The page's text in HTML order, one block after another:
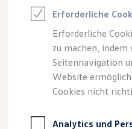
Leasing
Leasing-
Junge
Elektroauto
Kleinwagen-
Leasing ohne
Autokredit
Ihr
und
Cross.
Erforderliche
Erforderliche
zu machen,
Seitennavigation
Website
Cookies nicht
Analytics und